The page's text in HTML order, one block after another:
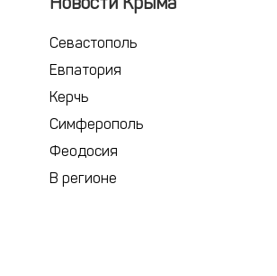
Новости Крыма
Севастополь
Евпатория
Керчь
Симферополь
Феодосия
В регионе